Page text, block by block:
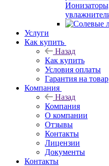
Услуги
Как купить
Назад
Как купить
Условия оплаты
Гарантия на товар
Компания
Назад
Компания
О компании
Отзывы
Контакты
Лицензии
Документы
Контакты